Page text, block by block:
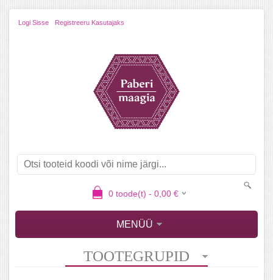
Logi Sisse Registreeru Kasutajaks
0toode(t) - 0,00€
MENÜÜ
TOOTEGRUPID